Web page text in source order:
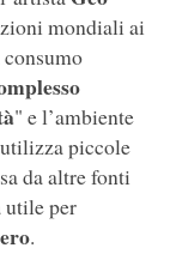
mondiali ai
" e l’ambiente
piccole
da altre fonti
utile per
.